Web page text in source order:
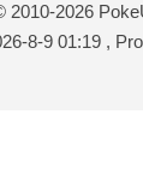
2010-2026
8-9 01:19 ,